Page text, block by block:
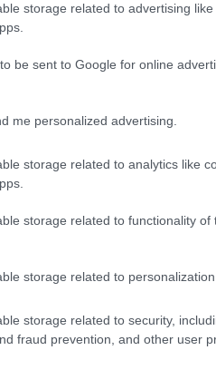
storage related to advertising
be sent to Google for online
me personalized advertising.
storage related to analytics like
storage related to functionality of
storage related to personalization.
storage related to security,
fraud prevention, and other user
18kt.